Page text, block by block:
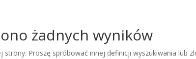
żadnych wyników
strony. Proszę spróbować innej definicji wyszukiwania lub